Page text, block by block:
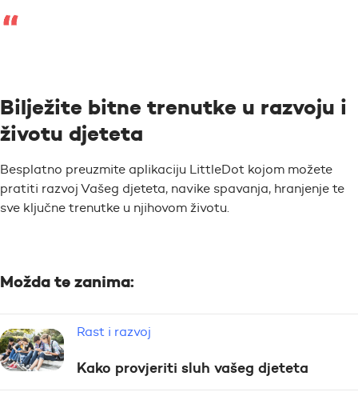
Bilježite bitne trenutke u razvoju i
životu djeteta
Besplatno preuzmite aplikaciju LittleDot kojom možete
pratiti razvoj Vašeg djeteta, navike spavanja, hranjenje te
sve ključne trenutke u njihovom životu.
Možda te zanima:
Rast i razvoj
Kako provjeriti sluh vašeg djeteta